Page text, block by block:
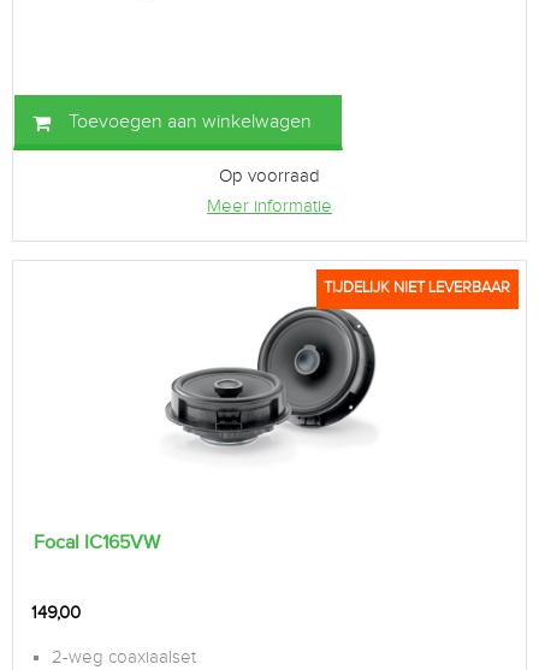
Toevoegen aan winkelwagen
Op voorraad
Meer informatie
TIJDELIJK NIET LEVERBAAR
Focal IC165VW
149,00
2-weg coaxiaalset